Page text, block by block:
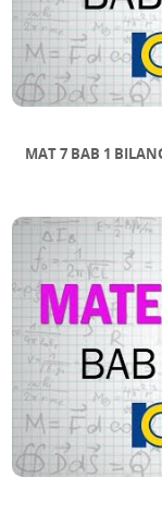
MAT 7 BAB 1